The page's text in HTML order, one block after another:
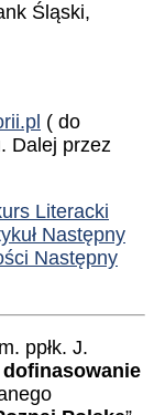
Śląski,
( do
Dalej przez
Literacki
Następny
Następny
ppłk. J.
dofinasowanie